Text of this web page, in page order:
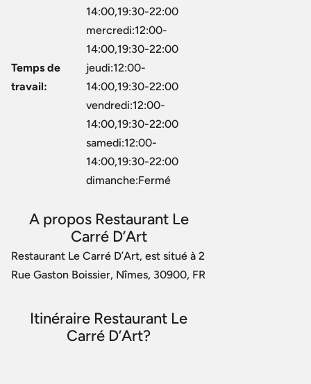
Temps de
travail:
14:00,19:30-22:00
mercredi:12:00-
14:00,19:30-22:00
jeudi:12:00-
14:00,19:30-22:00
vendredi:12:00-
14:00,19:30-22:00
samedi:12:00-
14:00,19:30-22:00
dimanche:Fermé
A propos Restaurant Le
Carré D’Art
Restaurant Le Carré D’Art, est situé à 2
Rue Gaston Boissier, Nîmes, 30900, FR
Itinéraire Restaurant Le
Carré D’Art?